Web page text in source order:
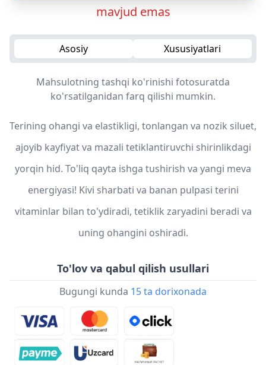
mavjud emas
Asosiy Xususiyatlari
Mahsulotning tashqi ko'rinishi fotosuratda
ko'rsatilganidan farq qilishi mumkin.
Terining ohangi va elastikligi, tonlangan va nozik siluet,
ajoyib kayfiyat va mazali tetiklantiruvchi shirinlikdagi
yorqin hid. To'liq qayta ishga tushirish va yangi meva
energiyasi! Kivi sharbati va banan pulpasi terini
vitaminlar bilan to'ydiradi, tetiklik zaryadini beradi va
uning ohangini oshiradi.
To'lov va qabul qilish usullari
Bugungi kunda 15 ta dorixonada